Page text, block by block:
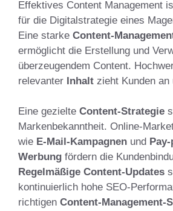
Effektives Content Management
für die Digitalstrategie eines
Eine starke Content-
ermöglicht die Erstellung und
überzeugendem Content.
relevanter Inhalt zieht Kunden
Eine gezielte Content-Strategie
Markenbekanntheit. Online-
wie E-Mail-Kampagnen und
Werbung fördern die
Regelmäßige Content-Updates
kontinuierlich hohe SEO-
richtigen Content-Management-